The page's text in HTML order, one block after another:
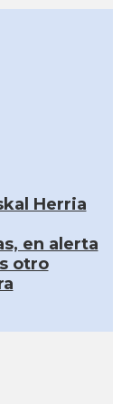
Herria
en alerta
otro